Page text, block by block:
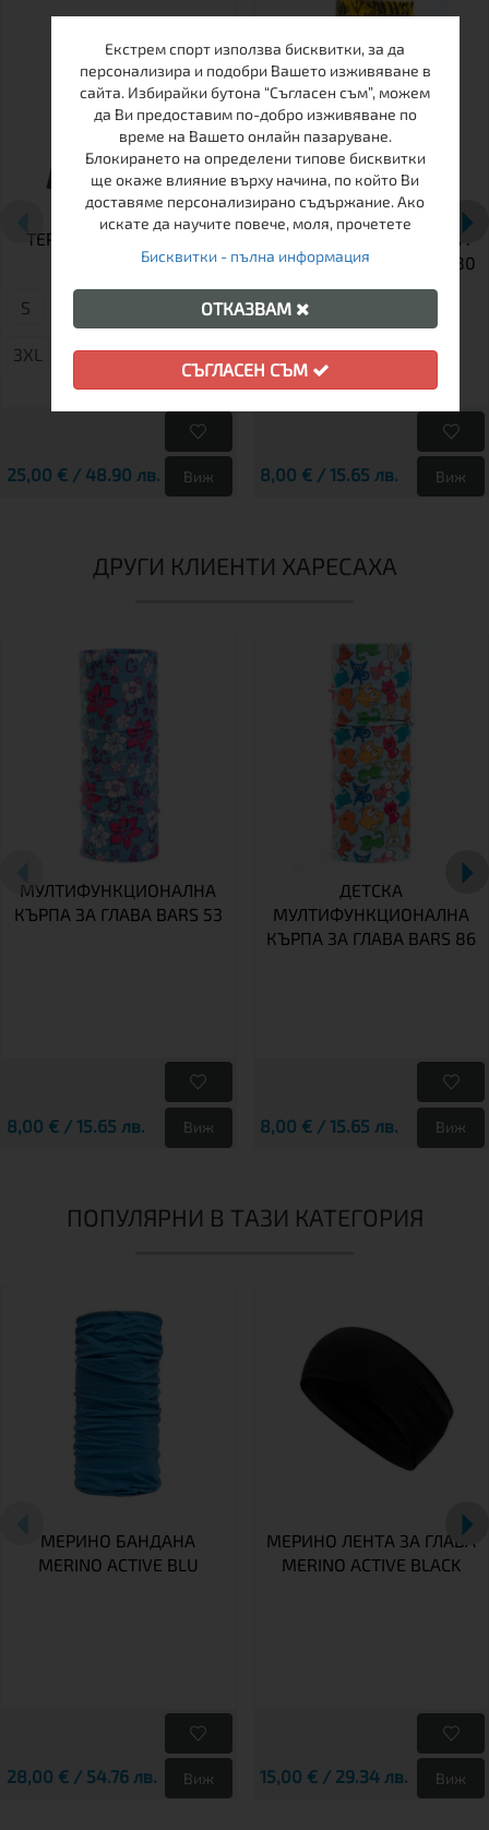
ТЕРМОБЕЛЬО МЪЖКО
БЛУЗА BARS
S
3XL L
25,00 € / 48.90 лв. Виж
МУЛТИФУНКЦИОНАЛНА
КЪРПА ЗА ГЛАВА BARS 80
8,00 € / 15.65 лв. Виж
ДРУГИ КЛИЕНТИ ХАРЕСАХА
МУЛТИФУНКЦИОНАЛНА
КЪРПА ЗА ГЛАВА BARS 53
8,00 € / 15.65 лв. Виж
ДЕТСКА
МУЛТИФУНКЦИОНАЛНА
КЪРПА ЗА ГЛАВА BARS 86
8,00 € / 15.65 лв. Виж
ПОПУЛЯРНИ В ТАЗИ КАТЕГОРИЯ
МЕРИНО БАНДАНА
MERINO ACTIVE BLU
28,00 € / 54.76 лв. Виж
МЕРИНО ЛЕНТА ЗА ГЛАВА
MERINO ACTIVE BLACK
15,00 € / 29.34 лв. Виж
Екстрем спорт използва бисквитки, за да
персонализира и подобри Вашето изживяване в
сайта. Избирайки бутона “Съгласен съм”, можем
да Ви предоставим по-добро изживяване по
време на Вашето онлайн пазаруване.
Блокирането на определени типове бисквитки
ще окаже влияние върху начина, по който Ви
доставяме персонализирано съдържание. Ако
искате да научите повече, моля, прочетете
Бисквитки - пълна информация
ОТКАЗВАМ
СЪГЛАСЕН СЪМ